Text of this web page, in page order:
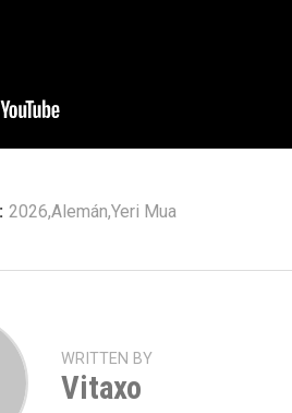
2026,Alemán,Yeri Mua
WRITTEN BY
Vitaxo